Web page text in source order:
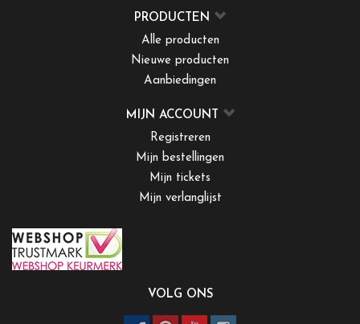
PRODUCTEN
Alle producten
Nieuwe producten
Aanbiedingen
MIJN ACCOUNT
Registreren
Mijn bestellingen
Mijn tickets
Mijn verlanglijst
VOLG ONS